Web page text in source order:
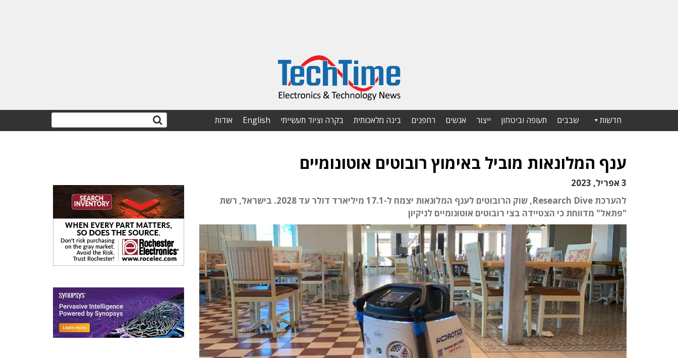
חדשות שבבים תעופה וביטחון ייצור אנשים רחפנים בינה מלאכותית בקרה וציוד תעשייתי English אודות
ענף המלונאות מוביל באימוץ רובוטים אוטונומיים
3 אפריל, 2023
להערכת Research Dive, שוק הרובוטים לענף המלונאות יצמח ל-17.1 מיליארד דולר עד 2028. בישראל, רשת
"פתאל" מדווחת כי הצטיידה בצי רובוטים אוטונומיים לניקיון